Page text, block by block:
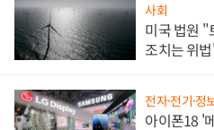
사회
미국 법원 "
조치는 위
전자·전기·정
아이폰18 '